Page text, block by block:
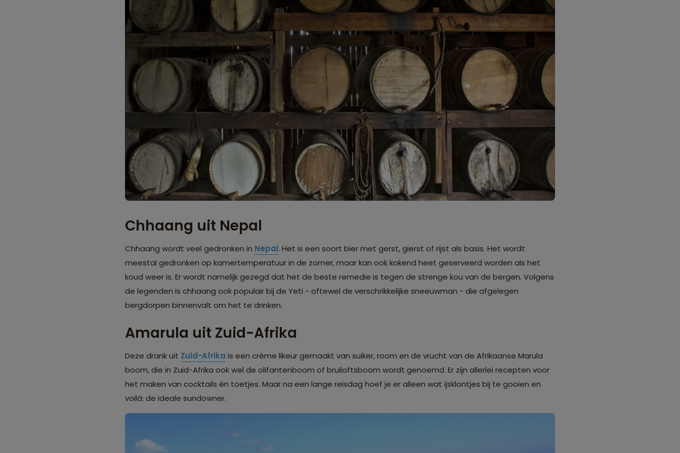
Chhaang uit Nepal
Chhaang wordt veel gedronken in Nepal. Het is een soort bier met gerst, gierst of rijst als basis. Het wordt
meestal gedronken op kamertemperatuur in de zomer, maar kan ook kokend heet geserveerd worden als het
koud weer is. Er wordt namelijk gezegd dat het de beste remedie is tegen de strenge kou van de bergen. Volgens
de legenden is chhaang ook populair bij de Yeti - oftewel de verschrikkelijke sneeuwman - die afgelegen
bergdorpen binnenvalt om het te drinken.
Amarula uit Zuid-Afrika
Deze drank uit Zuid-Afrika is een crème likeur gemaakt van suiker, room en de vrucht van de Afrikaanse Marula
boom, die in Zuid-Afrika ook wel de olifantenboom of bruiloftsboom wordt genoemd. Er zijn allerlei recepten voor
het maken van cocktails én toetjes. Maar na een lange reisdag hoef je er alleen wat ijsklontjes bij te gooien en
voilá: de ideale sundowner.